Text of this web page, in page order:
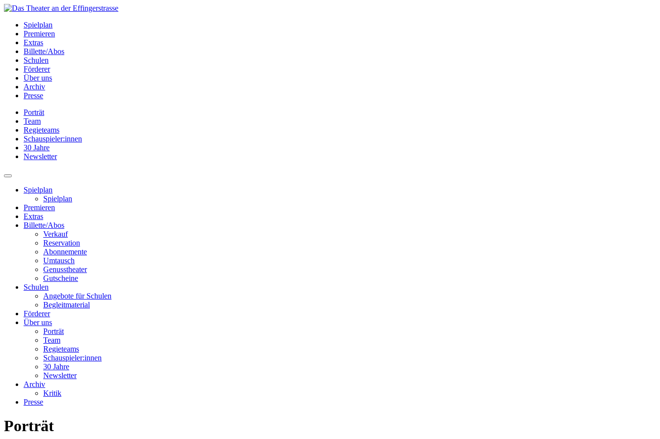
Spielplan
Premieren
Extras
Billette/Abos
Schulen
Förderer
Über uns
Archiv
Presse
Porträt
Team
Regieteams
Schauspieler:innen
30 Jahre
Newsletter
Spielplan
Spielplan
Premieren
Extras
Billette/Abos
Verkauf
Reservation
Abonnemente
Umtausch
Genusstheater
Gutscheine
Schulen
Angebote für Schulen
Begleitmaterial
Förderer
Über uns
Porträt
Team
Regieteams
Schauspieler:innen
30 Jahre
Newsletter
Archiv
Kritik
Presse
Porträt